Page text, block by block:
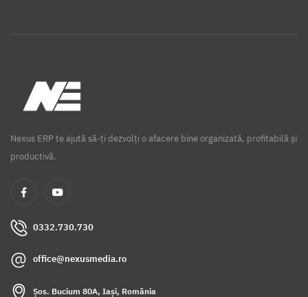
Nexus ERP te ajută să-ți dezvolți o afacere bine organizată, profitabilă și
productivă.
0332.730.730
office@nexusmedia.ro
Șos. Bucium 80A, Iași, România